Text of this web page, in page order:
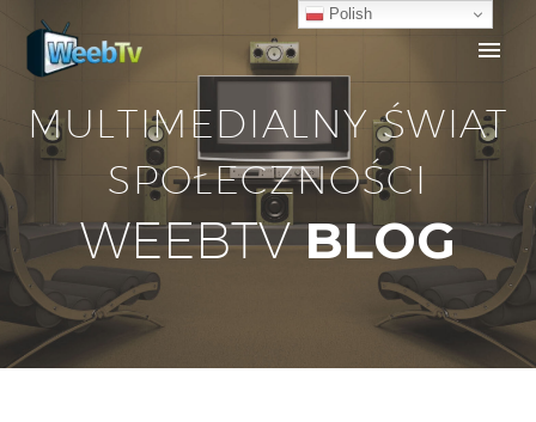
MULTIMEDIALNY ŚWIAT
SPOŁECZNOŚCI
WEEBTVBLOG
Polish